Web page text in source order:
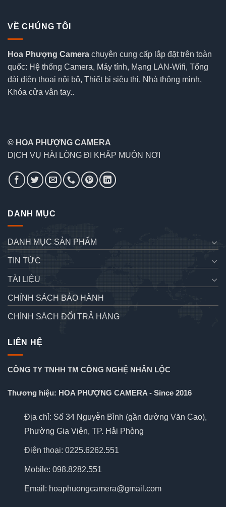
VỀ CHÚNG TÔI
Hoa Phượng Camera chuyên cung cấp lắp đặt trên toàn
quốc: Hệ thống Camera, Máy tính, Mạng LAN-Wifi, Tổng
đài điện thoại nội bộ, Thiết bị siêu thị, Nhà thông minh,
Khóa cửa vân tay..
© HOA PHƯỢNG CAMERA
DỊCH VỤ HÀI LÒNG ĐI KHẮP MUÔN NƠI
DANH MỤC
DANH MỤC SẢN PHẨM
TIN TỨC
TÀI LIỆU
CHÍNH SÁCH BẢO HÀNH
CHÍNH SÁCH ĐỔI TRẢ HÀNG
LIÊN HỆ
CÔNG TY TNHH TM CÔNG NGHỆ NHÂN LỘC
Thương hiệu: HOA PHƯỢNG CAMERA - Since 2016
Địa chỉ: Số 34 Nguyễn Bình (gần đường Văn Cao),
Phường Gia Viên, TP. Hải Phòng
Điện thoại: 0225.6262.551
Mobile: 098.8282.551
Email: hoaphuongcamera@gmail.com